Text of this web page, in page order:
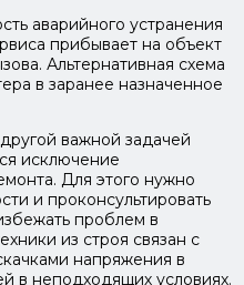
аварийного устранения
прибывает на объект
Альтернативная схема
в заранее назначенное
важной задачей
исключение
Для этого нужно
и проконсультировать
проблем в
из строя связан с
напряжения в
в неподходящих условиях.